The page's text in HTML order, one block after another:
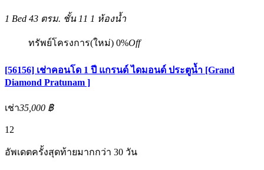
1 Bed 43 ตรม. ชั้น 11 1 ห้องน้ำ
ทรัพย์โครงการ(ใหม่) 0%Off
[56156] เช่าคอนโด 1 ปี แกรนด์ ไดมอนด์ ประตูน้ำ [Grand
Diamond Pratunam ]
เช่า35,000 ฿
12
อัพเดตครั้งสุดท้ายมากกว่า 30 วัน